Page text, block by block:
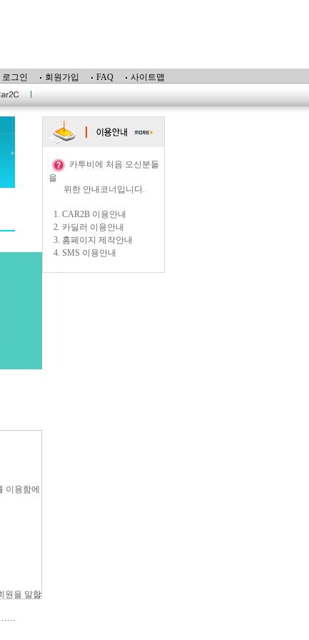
로그인 회원가입 FAQ 사이트맵
카투비에 처음 오신분들
을
위한 안내코너입니다.
1. CAR2B 이용안내
2. 카딜러 이용안내
3. 홈페이지 제작안내
4. SMS 이용안내